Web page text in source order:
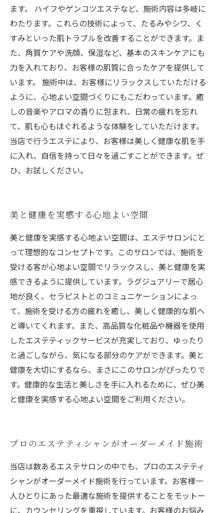
ます。 ハイフやゲンコツエステなど、施術内容は多岐に
わたります。これらの技術によって、たるみやシワ、く
すみといった肌トラブルを改善することができます。ま
た、角質ケアや洗顔、保湿など、基本のスキンケアにも
力を入れており、お客様の肌質に合ったケアを提供して
います。 施術中は、お客様にリラックスしていただける
ように、心地よい空間づくりにもこだわっています。癒
しの音楽やアロマの香りに包まれ、日常の疲れを忘れ
て、肌も心もほぐれるような体験をしていただけます。
当店で行うエステにより、お客様は美しく健康な肌を手
に入れ、自信を持って日々を過ごすことができます。ぜ
ひ、お試しください。
美と健康を実感する心地よい空間
美と健康を実感する心地よい空間は、エステサロンにと
って理想的なコンセプトです。このサロンでは、施術を
受ける客が心地よい空間でリラックスし、美と健康を実
感できるように提供しています。ラグジュアリーで居心
地が良く、セラピストとのコミュニケーションによっ
て、施術を受ける方の疲れを癒し、美しく健康的な肌へ
と導いてくれます。また、高品質な化粧品や機器を使用
したエステティックサービスが充実しており、ゆったり
と過ごしながら、気になる部分のケアができます。美と
健康を大切にするなら、まさにこのサロンがぴったりで
す。健康的な生活と美しさを手に入れるために、ぜひ美
と健康を実感する心地よい空間をご利用ください。
プロのエステティシャンがオーダーメイド施術
当店は数あるエステサロンの中でも、プロのエステティ
シャンがオーダーメイド施術を行っています。お客様一
人ひとりにあった最適な施術を提供することをモットー
に、カウンセリングを重視しています。お客様のお悩み